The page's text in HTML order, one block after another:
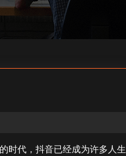
时代，抖音已经成为许多人生